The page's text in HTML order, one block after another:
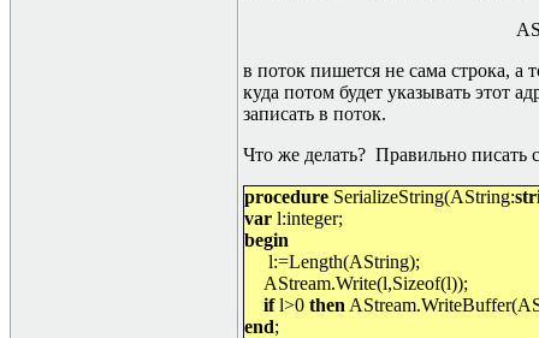
в поток пишется не сама строка, а
куда потом будет указывать этот
записать в поток.
Что же делать? Правильно писать
procedure SerializeString(AString:
var l:integer;
begin
l:=Length(AString);
AStream.Write(l,Sizeof(l));
ifl>0 then
end;